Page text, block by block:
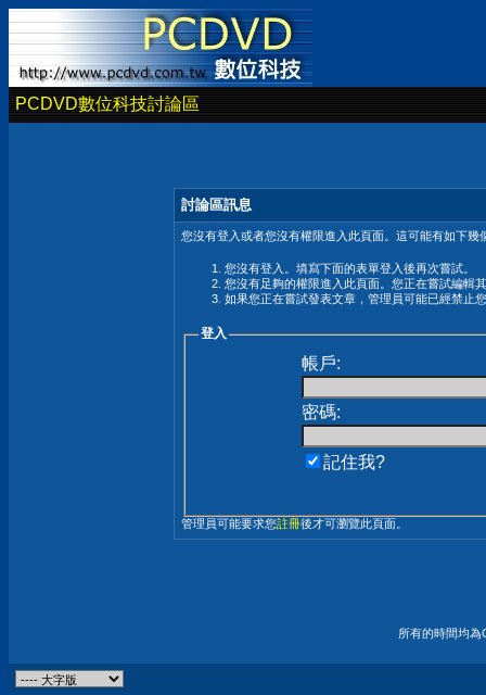
PCDVD數位科技討論區
討論區訊息
您沒有登入或者您沒有權限進入此頁面。這可能有如下幾
您沒有登入。填寫下面的表單登入後再次嘗試。
您沒有足夠的權限進入此頁面。您正在嘗試編輯
如果您正在嘗試發表文章，管理員可能已經禁止
登入
帳戶:
密碼:
記住我?
管理員可能要求您註冊後才可瀏覽此頁面。
所有的時間均為